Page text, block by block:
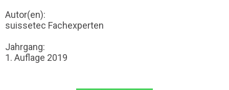
Autor(en):
suissetec Fachexperten
Jahrgang:
1. Auflage 2019